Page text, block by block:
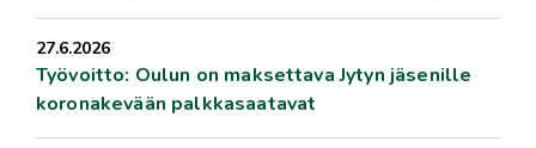
27.6.2026
Työvoitto: Oulun on maksettava Jytyn jäsenille
koronakevään palkkasaatavat